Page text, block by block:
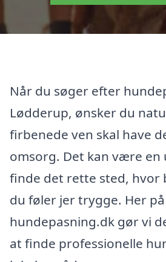
Når du søger efter
Lødderup, ønsker du
firbenede ven skal have
omsorg. Det kan være
finde det rette sted, hvor
du føler jer trygge. Her
hundepasning.dk gør vi
at finde professionelle